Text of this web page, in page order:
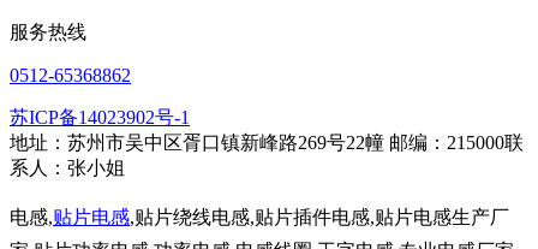
服务热线
0512-65368862
苏ICP备14023902号-1
地址：苏州市吴中区胥口镇新峰路269号22幢 邮编：215000联
系人：张小姐
电感,贴片电感,贴片绕线电感,贴片插件电感,贴片电感生产厂